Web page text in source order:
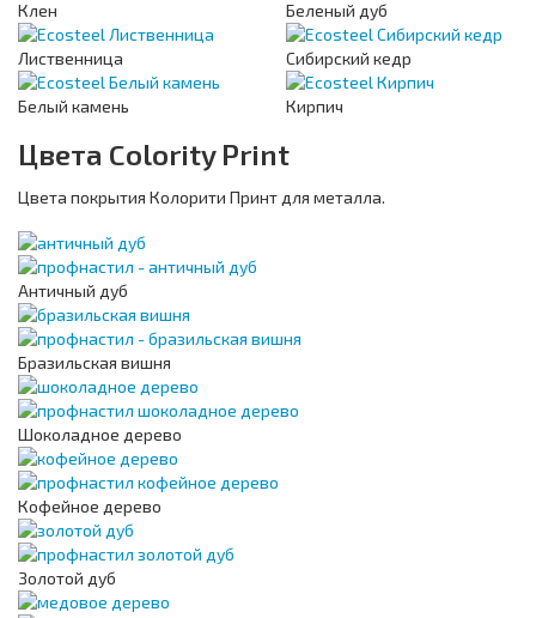
Клен Беленый дуб
Лиственница Сибирский кедр
Белый камень Кирпич
Цвета Colority Print
Цвета покрытия Колорити Принт для металла.
Античный дуб
Бразильская вишня
Шоколадное дерево
Кофейное дерево
Золотой дуб